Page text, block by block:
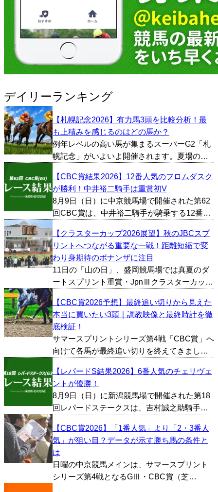
デイリーランキング
【札幌記念2026】有力馬3頭を比較分析！最
も上積みを感じるのはどの馬か？
例年レベルの高い馬が集まるスーパーG2「札
幌記念」がいよいよ開催されます。夏場の重
ら“スーパーG2”の異名を持つ人気のレース
で、G1昇格を叫ぶファンや関係者も少なくあ
りません。今年は...
【CBC賞結果2026】12番人気のフロムダスク
が勝利！中井裕二騎手は重賞初V
8月9日（日）に中京競馬場で開催された第62
回CBC賞は、中井裕二騎手が騎乗する12番人
1:06.5。 2馬身差の2着は横山武史騎手が騎乗
する2番人気のレイピアが入着し、さらにク
ビ...
【クラスターカップ2026展望】秋のJBCスプ
リントへつながる重要な一戦！距離短縮で変
わり身期待のボナンザに注目
11日の「山の日」、盛岡競馬場では真夏のダ
ートスプリント重賞・JpnⅢクラスターカップ
万円を懸けて争われる一戦は、夏の交流重賞
という位置付けにとどまらず、秋のJBCスプ
リ...
【CBC賞2026予想】最終追い切りから見えた
本当に買いたい3頭｜調教映像と最終時計を徹
底検証！
サマースプリントシリーズ第4戦「CBC賞」へ
向けて各馬が最終追い切りを終えてきまし
容などから総合的に好調馬を判断し、とくに
評価が高かった馬を3頭ピックアップしまし
た。 レイピア（...
【レパードS結果2026】6番人気のチェリヴェ
ントが優勝！
8月9日（日）に新潟競馬場で開催された第18
回レパードステークスは、吉村誠之助騎手が
た。勝ちタイムは1:51.2。 アタマ差の2着は岩
田望来騎手が騎乗する4番人気のパイロマンサ
ーが...
【CBC賞2026】「1番人気」より「2・3番人
気」が狙い目？データが示す勝ち馬の条件と
は
日曜の中京競馬メインは、サマースプリント
シリーズ第4戦となるGⅢ・CBC賞（芝